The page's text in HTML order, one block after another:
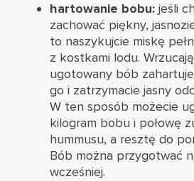
hartowanie bobu: jeśli
zachować piękny,
to naszykujcie miskę
z kostkami lodu.
ugotowany bób
go i zatrzymacie jasny
W ten sposób możecie
kilogram bobu i połowę
hummusu, a resztę do
Bób można przygotwać
wcześniej.